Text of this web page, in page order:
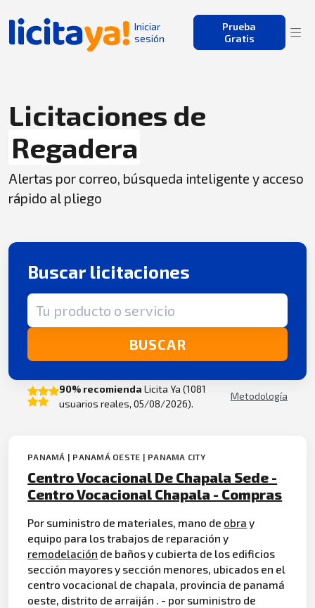
Iniciar
sesión
Prueba
Gratis
Licitaciones de
Regadera
Alertas por correo, búsqueda inteligente y acceso
rápido al pliego
Buscar licitaciones
Término de búsqueda
BUSCAR
90% recomienda Licita Ya (1081
usuarios reales, 05/08/2026).
Metodología
PANAMÁ | PANAMÁ OESTE | PANAMA CITY
Centro Vocacional De Chapala Sede -
Centro Vocacional Chapala - Compras
Por suministro de materiales, mano de obra y
equipo para los trabajos de reparación y
remodelación de baños y cubierta de los edificios
sección mayores y sección menores, ubicados en el
centro vocacional de chapala, provincia de panamá
oeste, distrito de arraiján . - por suministro de